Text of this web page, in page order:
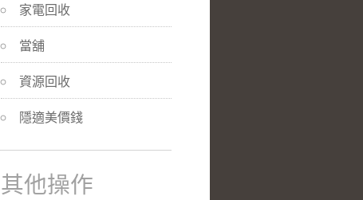
家電回收
當舖
資源回收
隱適美價錢
其他操作